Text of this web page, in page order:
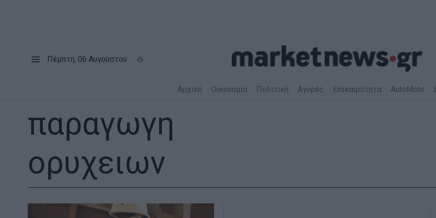
Πέμπτη, 06 Αυγούστου
Αρχική Οικονομία Πολιτική Αγορές Επικαιρότητα AutoMoto
παραγωγη
ορυχειων